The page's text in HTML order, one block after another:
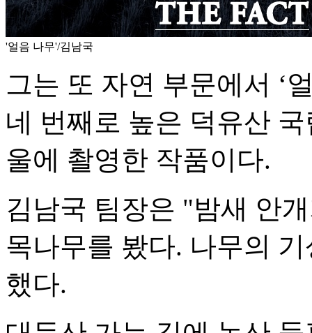
'얼음 나무'/김남국
그는 또 자연 부문에서 ‘
네 번째로 높은 덕유산
울에 촬영한 작품이다.
김남국 팀장은 "밤새 안
목나무를 봤다. 나무의
했다.